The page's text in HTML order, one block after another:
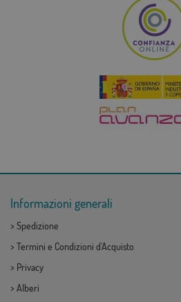
Informazioni generali
> Spedizione
> Termini e Condizioni d'Acquisto
> Privacy
> Alberi